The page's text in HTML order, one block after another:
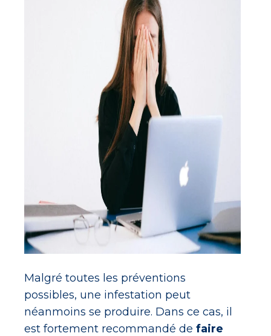
Malgré toutes les préventions
possibles, une infestation peut
néanmoins se produire. Dans ce cas, il
est fortement recommandé de faire